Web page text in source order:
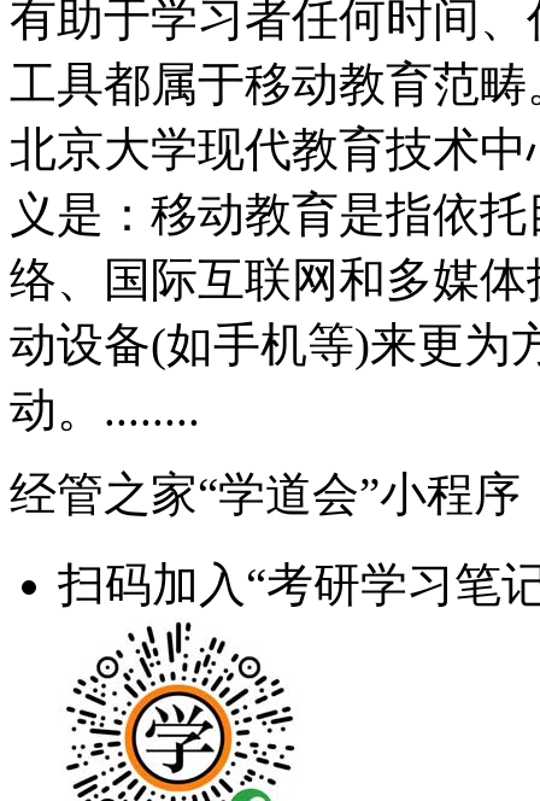
有助于学习者任何时间
工具都属于移动教育范畴
北京大学现代教育技术
义是：移动教育是指依
络、国际互联网和多媒
动设备(如手机等)来更为
动。........
经管之家“学道会”小程序
扫码加入“考研学习笔